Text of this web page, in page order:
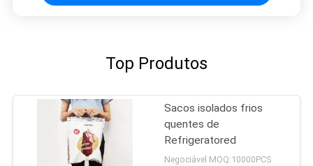
Top Produtos
Sacos isolados frios
quentes de
Refrigeratored
Negociável MOQ:10000PCS